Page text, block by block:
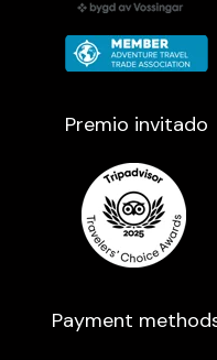
Premio invitado
Payment